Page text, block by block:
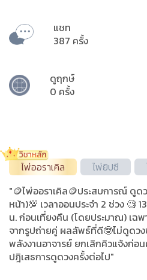
แชท
387 ครั้ง
ดูฤกษ์
0 ครั้ง
ไพ่ออราเคิล ไพ่ยิปซี
"🪙ไพ่ออราเคิล🪙ประสบการณ์ ดูด
หน้า)💯 เวลาออนประจำ 2 ช่วง 🧐
น. ก่อนเที่ยงคืน (โดยประมาณ) เฉ
จากรูปถ่ายคู่ ผลลัพธ์ที่ดี🤓ไม่ดูดว
พลังงานอาจารย์ ยกเลิกคิวแจ้งก่อ
ปฎิเสธการดูดวงครั้งต่อไป"